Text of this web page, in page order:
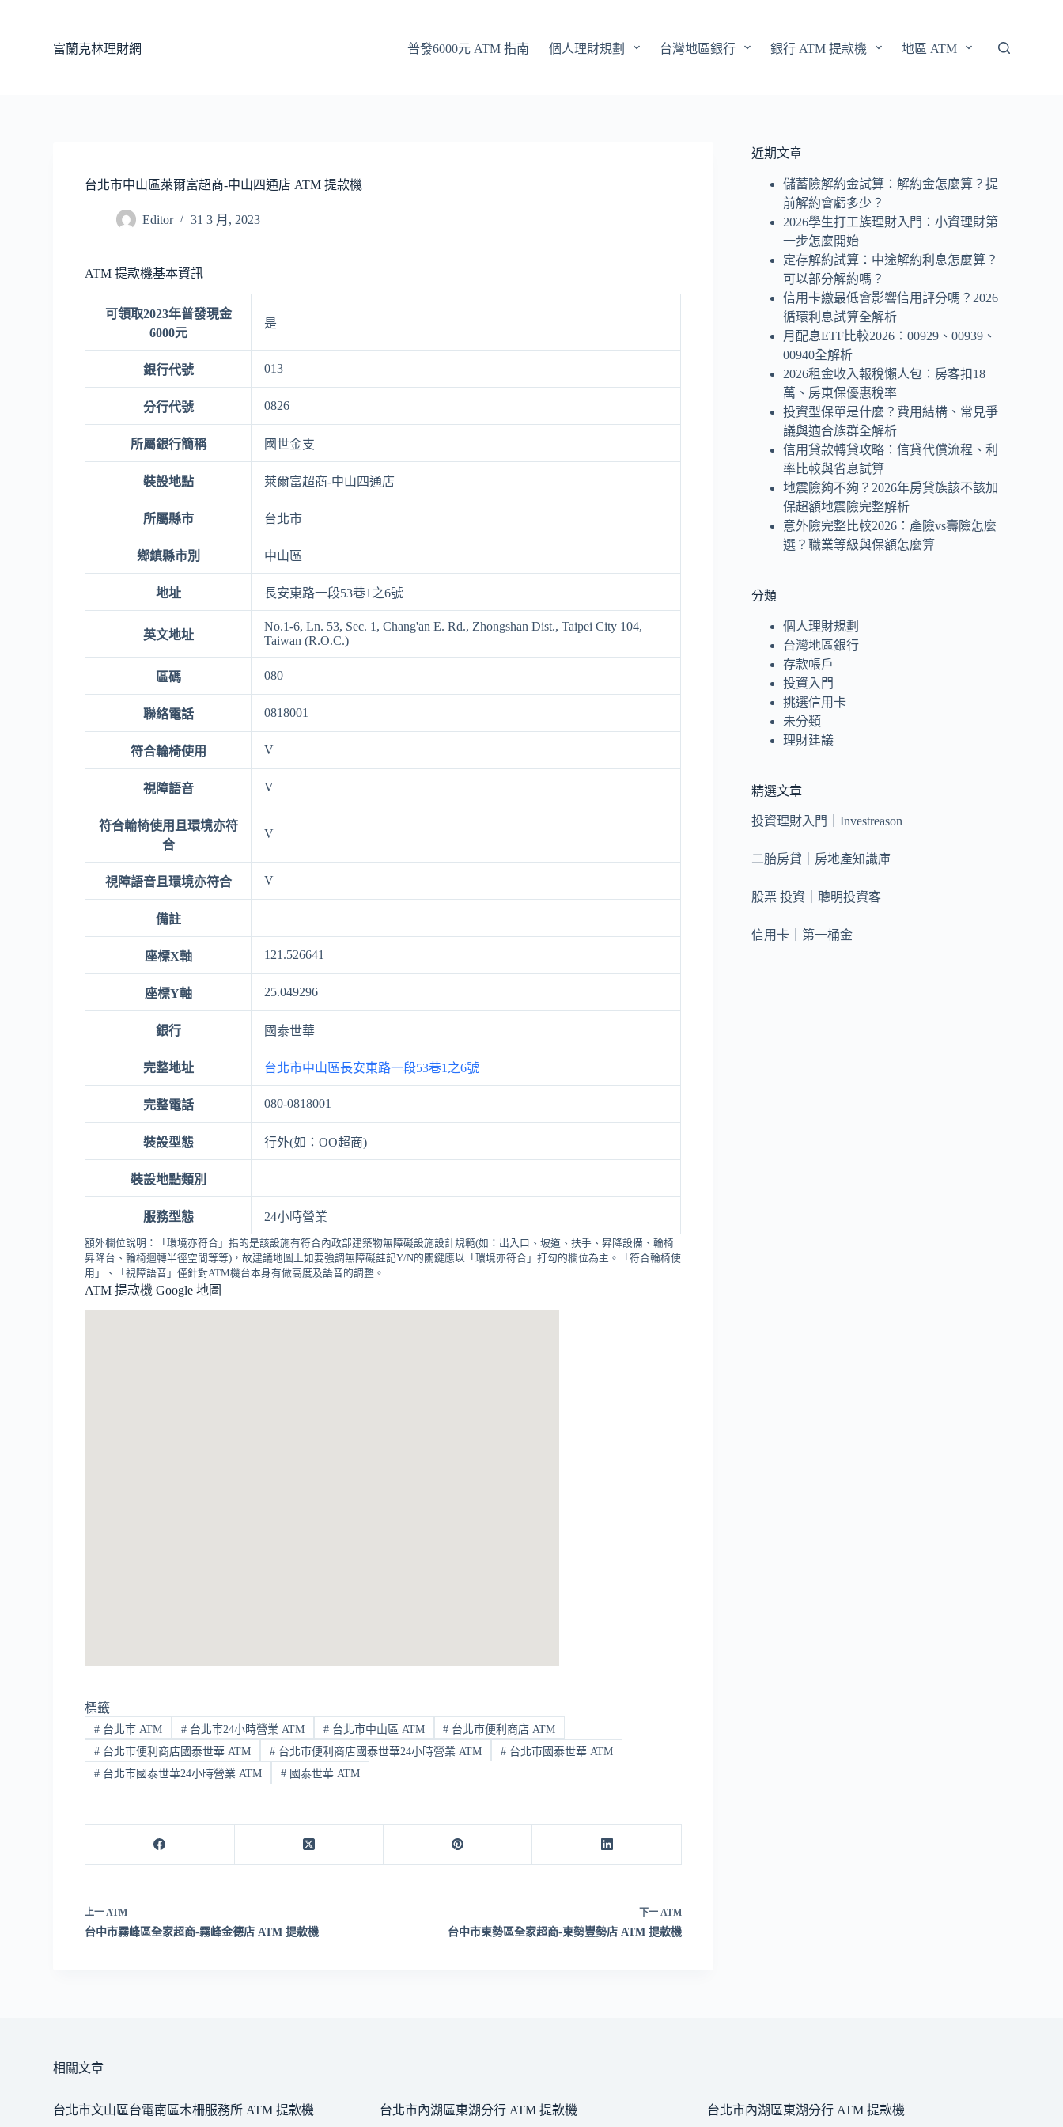
富蘭克林理財網 普發6000元 ATM 指南 個人理財規劃 台灣地區銀行 銀行 ATM 提款機 地區 ATM
台北市中山區萊爾富超商-中山四通店 ATM 提款機
Editor 31 3 月, 2023
ATM 提款機基本資訊
可領取2023年普發現金
6000元
是
銀行代號 013
分行代號 0826
所屬銀行簡稱 國世金支
裝設地點 萊爾富超商-中山四通店
所屬縣市 台北市
鄉鎮縣市別 中山區
地址 長安東路一段53巷1之6號
英文地址
No.1-6, Ln. 53, Sec. 1, Chang'an E. Rd., Zhongshan Dist., Taipei City 104,
Taiwan (R.O.C.)
區碼 080
聯絡電話 0818001
符合輪椅使用 V
視障語音 V
符合輪椅使用且環境亦符
合
V
視障語音且環境亦符合 V
備註
座標X軸 121.526641
座標Y軸 25.049296
銀行 國泰世華
完整地址 台北市中山區長安東路一段53巷1之6號
完整電話 080-0818001
裝設型態 行外(如：OO超商)
裝設地點類別
服務型態 24小時營業
額外欄位說明：「環境亦符合」指的是該設施有符合內政部建築物無障礙設施設計規範(如：出入口、坡道、扶手、昇降設備、輪椅
昇降台、輪椅迴轉半徑空間等等)，故建議地圖上如要強調無障礙註記Y/N的關鍵應以「環境亦符合」打勾的欄位為主。「符合輪椅使
用」、「視障語音」僅針對ATM機台本身有做高度及語音的調整。
ATM 提款機 Google 地圖
標籤
# 台北市 ATM #台北市24小時營業 ATM #台北市中山區 ATM # 台北市便利商店 ATM
# 台北市便利商店國泰世華 ATM #台北市便利商店國泰世華24小時營業 ATM #台北市國泰世華 ATM
# 台北市國泰世華24小時營業 ATM #國泰世華 ATM
上一 ATM
台中市霧峰區全家超商-霧峰金德店 ATM 提款機
下一 ATM
台中市東勢區全家超商-東勢豐勢店 ATM 提款機
近期文章
儲蓄險解約金試算：解約金怎麼算？提
前解約會虧多少？
2026學生打工族理財入門：小資理財第
一步怎麼開始
定存解約試算：中途解約利息怎麼算？
可以部分解約嗎？
信用卡繳最低會影響信用評分嗎？2026
循環利息試算全解析
月配息ETF比較2026：00929、00939、
00940全解析
2026租金收入報稅懶人包：房客扣18
萬、房東保優惠稅率
投資型保單是什麼？費用結構、常見爭
議與適合族群全解析
信用貸款轉貸攻略：信貸代償流程、利
率比較與省息試算
地震險夠不夠？2026年房貸族該不該加
保超額地震險完整解析
意外險完整比較2026：產險vs壽險怎麼
選？職業等級與保額怎麼算
分類
個人理財規劃
台灣地區銀行
存款帳戶
投資入門
挑選信用卡
未分類
理財建議
精選文章
投資理財入門｜Investreason
二胎房貸｜房地產知識庫
股票 投資｜聰明投資客
信用卡｜第一桶金
相關文章
台北市文山區台電南區木柵服務所 ATM 提款機
台北市內湖區東湖分行 ATM 提款機
台北市內湖區東湖分行 ATM 提款機